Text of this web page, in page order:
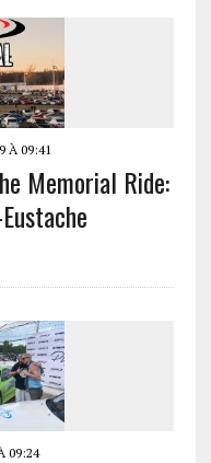
À 09:41
Memorial Ride:
09:24